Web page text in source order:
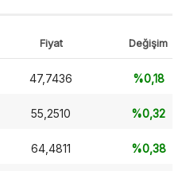
Fiyat Değişim
47,7436 %0,18
55,2510 %0,32
64,4811 %0,38